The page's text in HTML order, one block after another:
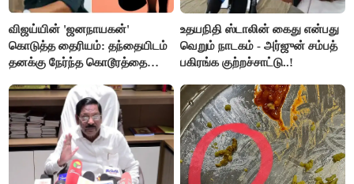
விஜய்யின் 'ஜனநாயகன்'
கொடுத்த தைரியம்: தந்தையிடம்
தனக்கு நேர்ந்த கொடூரத்தை
உதயநிதி ஸ்டாலின் கைது என்பது
வெறும் நாடகம் - அர்ஜுன் சம்பத்
பகிரங்க குற்றச்சாட்டு..!